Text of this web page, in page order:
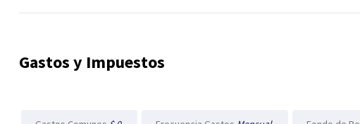
Gastos y Impuestos